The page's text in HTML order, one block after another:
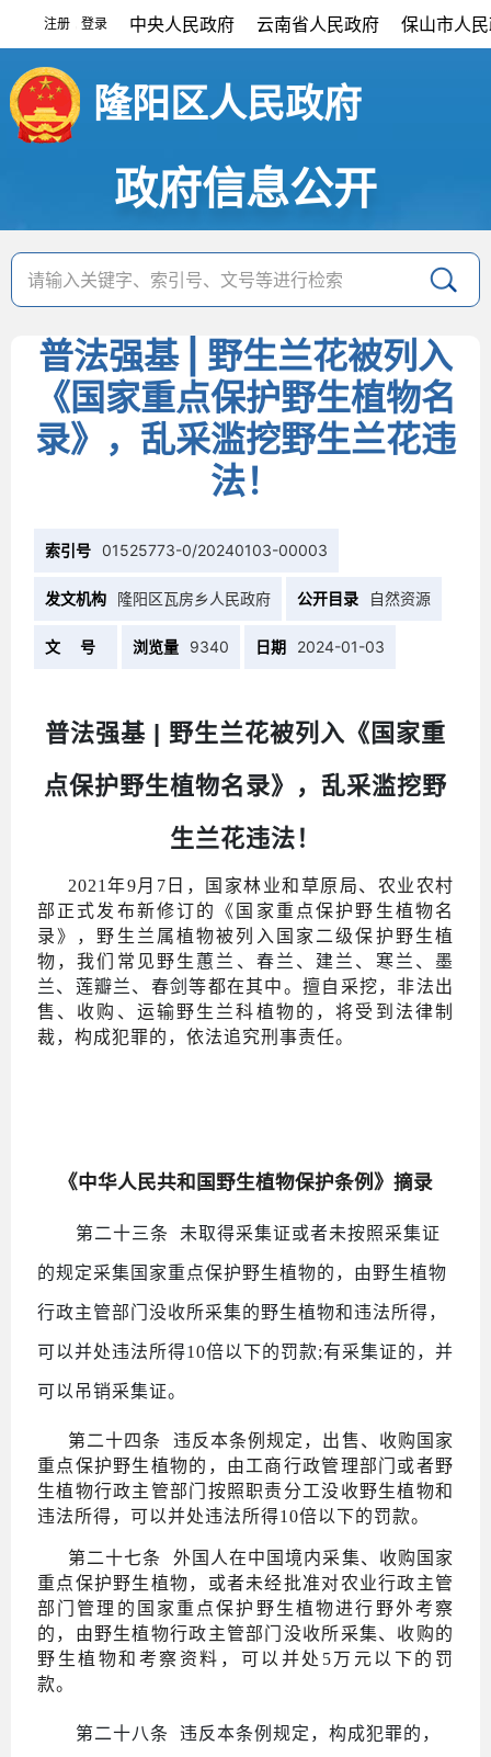
注册 登录 中央人民政府 云南省人民政府 保山市人
隆阳区人民政府
政府信息公开
普法强基 | 野生兰花被列入
《国家重点保护野生植物名
录》，乱采滥挖野生兰花违
法！
索引号 01525773-0/20240103-00003
发文机构 隆阳区瓦房乡人民政府 公开目录 自然资源
文 号 浏览量 9340 日期 2024-01-03
普法强基 | 野生兰花被列入《国家重
点保护野生植物名录》，乱采滥挖野
生兰花违法！
2021年9月7日，国家林业和草原局、农业农村
部正式发布新修订的《国家重点保护野生植物名
录》，野生兰属植物被列入国家二级保护野生植
物 ，我们常见野生 蕙兰、春兰、建兰、寒兰、墨
兰、莲瓣兰、春剑等都在其中。擅自采挖，非法出
售、收购、运输野生兰科植物的，将受到法律制
裁，构成犯罪的，依法追究刑事责任。
《中华人民共和国野生植物保护条例》摘录
第二十三条 未取得采集证或者未按照采集证
的规定采集国家重点保护野生植物的，由野生植物
行政主管部门没收所采集的野生植物和违法所得，
可以并处违法所得10倍以下的罚款;有采集证的，并
可以吊销采集证。
第二十四条
违反本条例规定，出售、收购国家
重点保护野生植物的，由工商行政管理部门或者野
生植物行政主管部门按照职责分工没收野生植物和
违法所得，可以并处违法所得10倍以下的罚款。
第二十七条
外国人在中国境内采集、收购国家
重点保护野生植物，或者未经批准对农业行政主管
部门管理的国家重点保护野生植物进行野外考察
的，由野生植物行政主管部门没收所采集、收购的
野生植物和考察资料，可以并处5万元以下的罚
款。
第二十八条 违反本条例规定，构成犯罪的，